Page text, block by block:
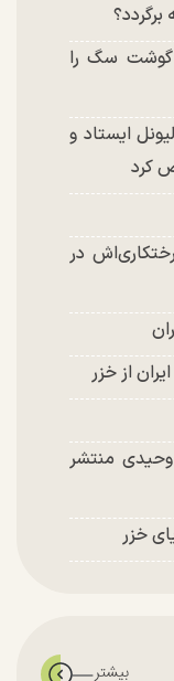
گوشت سگ را
ایستاد و
کرد
در
منتشر
خزر